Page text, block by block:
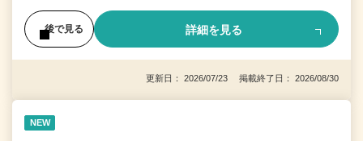
後で見る 詳細を見る
更新日： 2026/07/23 掲載終了日： 2026/08/30
NEW